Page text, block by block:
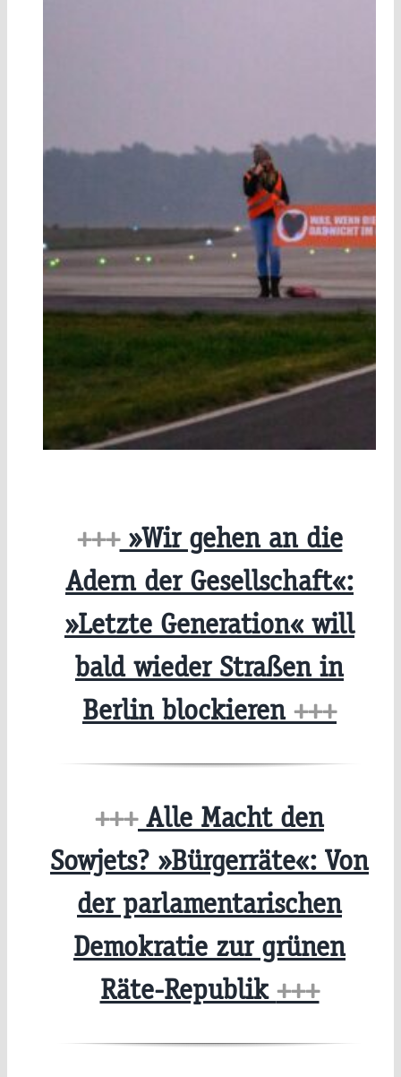
+++»Wir gehen an die
Adern der Gesellschaft«:
»Letzte Generation« will
bald wieder Straßen in
Berlin blockieren +++
+++Alle Macht den
Sowjets? »Bürgerräte«: Von
der parlamentarischen
Demokratie zur grünen
Räte-Republik +++